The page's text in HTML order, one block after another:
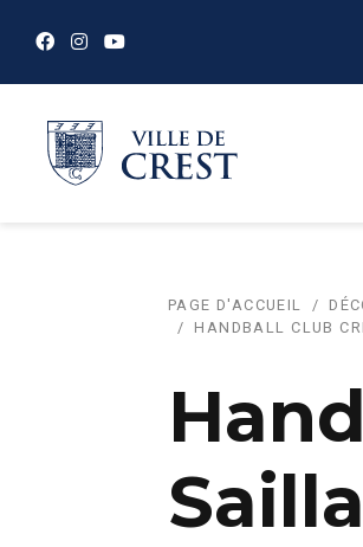
PAGE D'ACCUEIL
HANDBALL CLUB